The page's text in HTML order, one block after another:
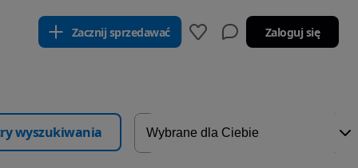
Zacznij sprzedawać Zaloguj się
wyszukiwania